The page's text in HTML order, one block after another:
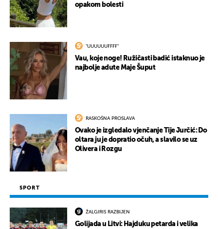
opakom bolesti
"UUUUUUFFFF"
Vau, koje noge! Ružičasti badić istaknuo je
najbolje adute Maje Šuput
RASKOŠNA PROSLAVA
Ovako je izgledalo vjenčanje Tije Jurčić: Do
oltara ju je dopratio očuh, a slavilo se uz
Olivera i Rozgu
SPORT
ŽALGIRIS RAZBIJEN
Golijada u Litvi: Hajduku petarda i velika